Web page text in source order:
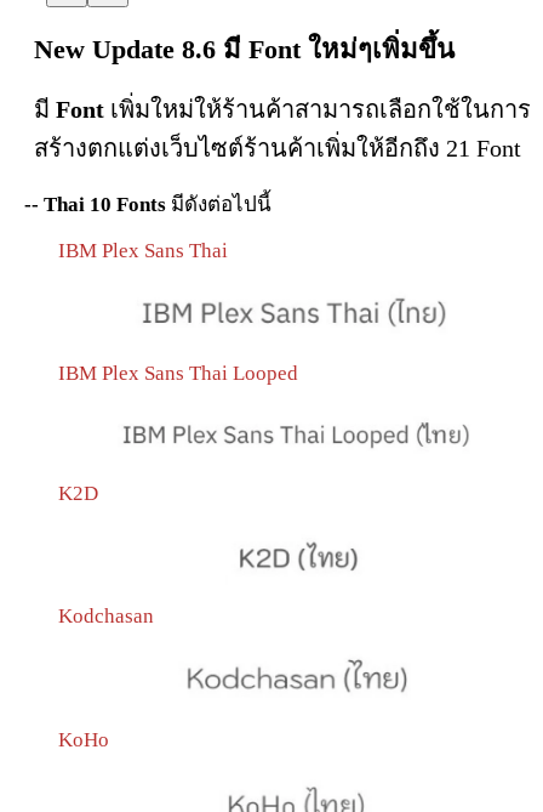
New Update 8.6 มี Font ใหม่ๆเพิ่มขึ้น
มี Font เพิ่มใหม่ให้ร้านค้าสามารถเลือกใช้ในการ
สร้างตกแต่งเว็บไซต์ร้านค้าเพิ่มให้อีกถึง 21 Font
-- Thai 10 Fonts มีดังต่อไปนี้
IBM Plex Sans Thai
IBM Plex Sans Thai Looped
K2D
Kodchasan
KoHo